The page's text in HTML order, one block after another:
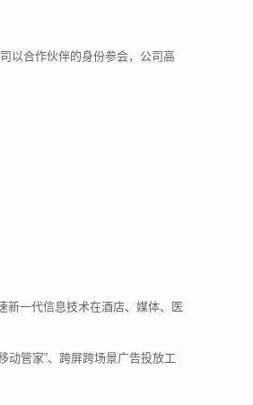
以合作伙伴的身份参会，公司高
新一代信息技术在酒店、媒体、医
动管家”、跨屏跨场景广告投放工